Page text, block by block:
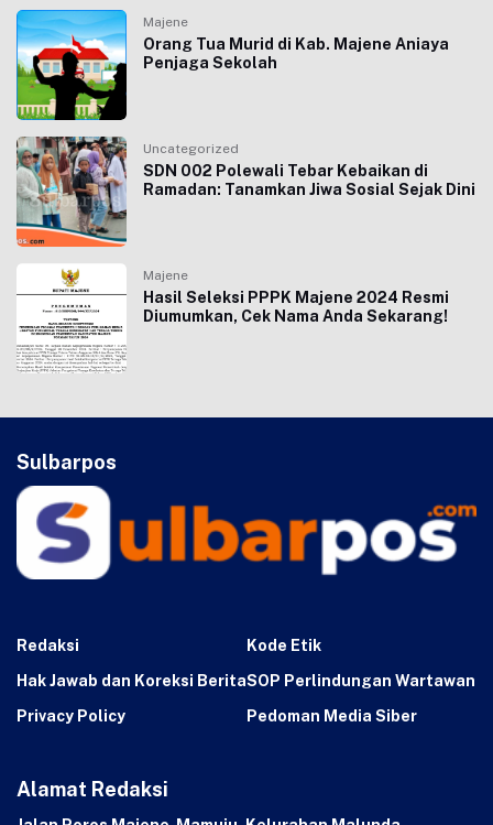
Majene
Orang Tua Murid di Kab. Majene Aniaya
Penjaga Sekolah
Uncategorized
SDN 002 Polewali Tebar Kebaikan di
Ramadan: Tanamkan Jiwa Sosial Sejak Dini
Majene
Hasil Seleksi PPPK Majene 2024 Resmi
Diumumkan, Cek Nama Anda Sekarang!
Sulbarpos
Redaksi
Kode Etik
Hak Jawab dan Koreksi BeritaSOP Perlindungan Wartawan
Privacy Policy
Pedoman Media Siber
Alamat Redaksi